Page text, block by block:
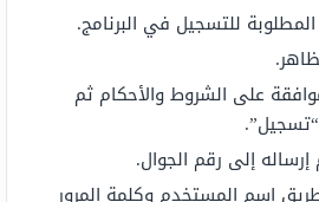
للتسجيل في البرنامج.
على الشروط والأحكام ثم
إلى رقم الجوال.
اسم المستخدم وكلمة المرور